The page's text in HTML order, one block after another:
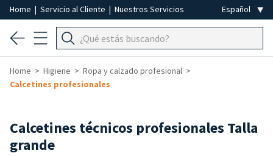
Home | Servicio al Cliente | Nuestros Servicios
Home Higiene
Ropa y calzado profesional
Calcetines profesionales
Calcetines técnicos profesionales Talla
grande